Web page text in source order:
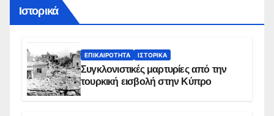
Ιστορικά
ΕΠΙΚΑΙΡΌΤΗΤΑ ΙΣΤΟΡΙΚΆ
Συγκλονιστικές μαρτυρίες από την
τουρκική εισβολή στην Κύπρο